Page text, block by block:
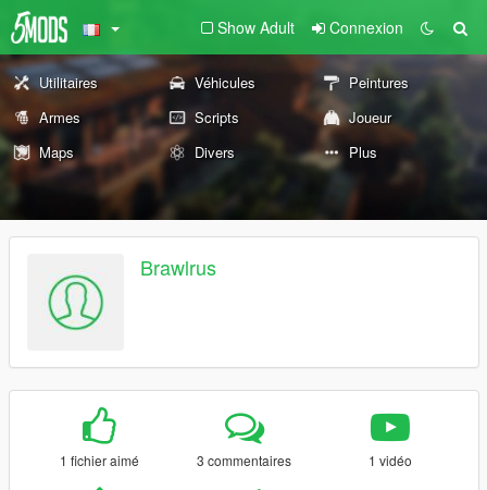
Show Adult Connexion
Utilitaires Véhicules
Peintures
Armes
Scripts
Joueur
Maps
Divers Plus
Brawlrus
1 fichier aimé 3 commentaires 1 vidéo